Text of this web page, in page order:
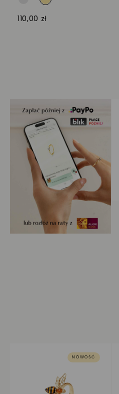
110,00 zł
NOWOŚĆ